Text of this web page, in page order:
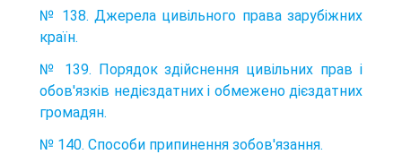
№ 138. Джерела цивільного права зарубіжних
країн.
№ 139. Порядок здійснення цивільних прав і
обов'язків недієздатних і обмежено дієздатних
громадян.
№ 140. Способи припинення зобов'язання.